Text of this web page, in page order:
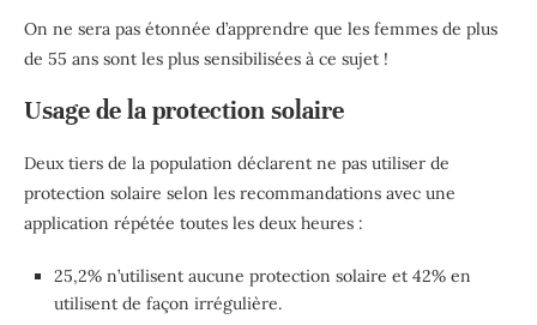
On ne sera pas étonnée d’apprendre que les femmes de plus
de 55 ans sont les plus sensibilisées à ce sujet !
Usage de la protection solaire
Deux tiers de la population déclarent ne pas utiliser de
protection solaire selon les recommandations avec une
application répétée toutes les deux heures :
25,2% n’utilisent aucune protection solaire et 42% en
utilisent de façon irrégulière.